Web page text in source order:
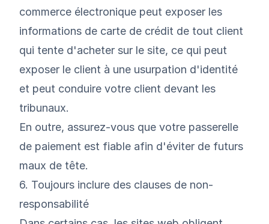
commerce électronique peut exposer les
informations de carte de crédit de tout client
qui tente d'acheter sur le site, ce qui peut
exposer le client à une usurpation d'identité
et peut conduire votre client devant les
tribunaux.
En outre, assurez-vous que votre passerelle
de paiement est fiable afin d'éviter de futurs
maux de tête.
6. Toujours inclure des clauses de non-
responsabilité